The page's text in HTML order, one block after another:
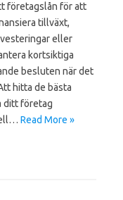
företagslån för att
tillväxt,
eller
kortsiktiga
besluten när det
hitta de bästa
ditt företag
Read More »